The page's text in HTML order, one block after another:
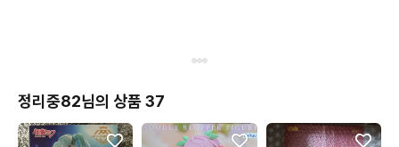
정리중82님의 상품 37